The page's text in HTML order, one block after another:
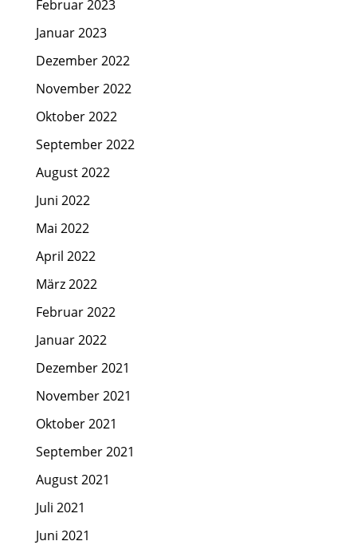
Februar 2023
Januar 2023
Dezember 2022
November 2022
Oktober 2022
September 2022
August 2022
Juni 2022
Mai 2022
April 2022
März 2022
Februar 2022
Januar 2022
Dezember 2021
November 2021
Oktober 2021
September 2021
August 2021
Juli 2021
Juni 2021